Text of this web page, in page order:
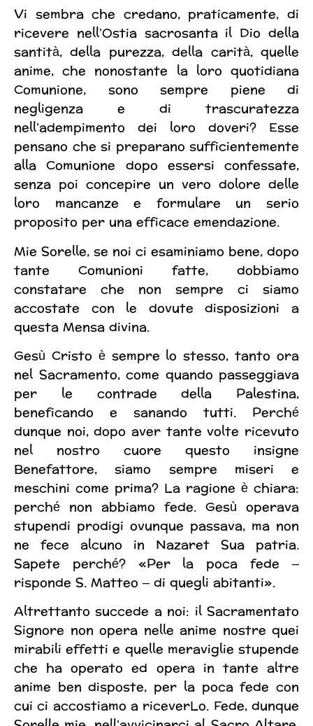
Vi sembra che credano, praticamente, di
ricevere nell’Ostia sacrosanta il Dio della
santità, della purezza, della carità, quelle
anime, che nonostante la loro quotidiana
Comunione, sono sempre piene di
negligenza e di trascuratezza
nell’adempimento dei loro doveri? Esse
pensano che si preparano sufficientemente
alla Comunione dopo essersi confessate,
senza poi concepire un vero dolore delle
loro mancanze e formulare un serio
proposito per una efficace emendazione.
Mie Sorelle, se noi ci esaminiamo bene, dopo
tante Comunioni fatte, dobbiamo
constatare che non sempre ci siamo
accostate con le dovute disposizioni a
questa Mensa divina.
Gesù Cristo è sempre lo stesso, tanto ora
nel Sacramento, come quando passeggiava
per le contrade della Palestina,
beneficando e sanando tutti. Perché
dunque noi, dopo aver tante volte ricevuto
nel nostro cuore questo insigne
Benefattore, siamo sempre miseri e
meschini come prima? La ragione è chiara:
perché non abbiamo fede. Gesù operava
stupendi prodigi ovunque passava, ma non
ne fece alcuno in Nazaret Sua patria.
Sapete perché? «Per la poca fede –
risponde S. Matteo – di quegli abitanti».
Altrettanto succede a noi: il Sacramentato
Signore non opera nelle anime nostre quei
mirabili effetti e quelle meraviglie stupende
che ha operato ed opera in tante altre
anime ben disposte, per la poca fede con
cui ci accostiamo a riceverLo. Fede, dunque